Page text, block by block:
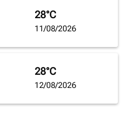
28°C
11/08/2026
28°C
12/08/2026